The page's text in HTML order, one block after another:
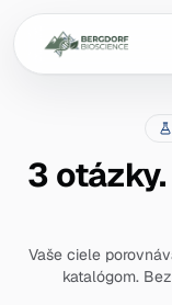
3
Vaše ciele
katalógom.